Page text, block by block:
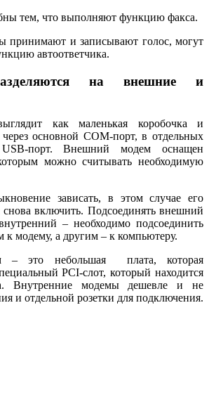
тем, что выполняют функцию факса.
принимают и записывают голос, могут
автоответчика.
на внешние и
как маленькая коробочка и
основной COM-порт, в отдельных
порт. Внешний модем оснащен
можно считывать необходимую
зависать, в этом случае его
включить. Подсоединять внешний
– необходимо подсоединить
к модему, а другим – к компьютеру.
– это небольшая плата, которая
PCI-слот, который находится
Внутренние модемы дешевле и не
и отдельной розетки для подключения.